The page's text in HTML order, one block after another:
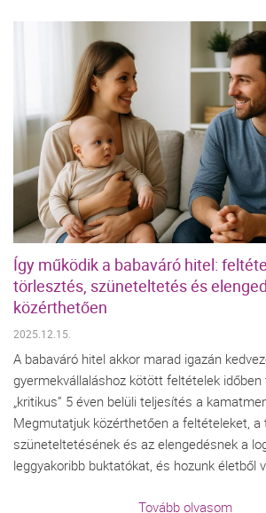
Így működik a babaváró hitel:
törlesztés, szüneteltetés és
közérthetően
2025.12.15.
A babaváró hitel akkor marad igazán
gyermekvállaláshoz kötött feltételek időben
„kritikus” 5 éven belüli teljesítés a
Megmutatjuk közérthetően a feltételeket, a
szüneteltetésének és az elengedésnek a
leggyakoribb buktatókat, és hozunk életből
Tovább olvasom